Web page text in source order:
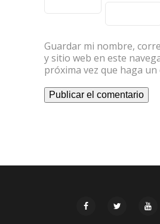
Guardar mi nombre,
y sitio web en este
próxima vez que haga